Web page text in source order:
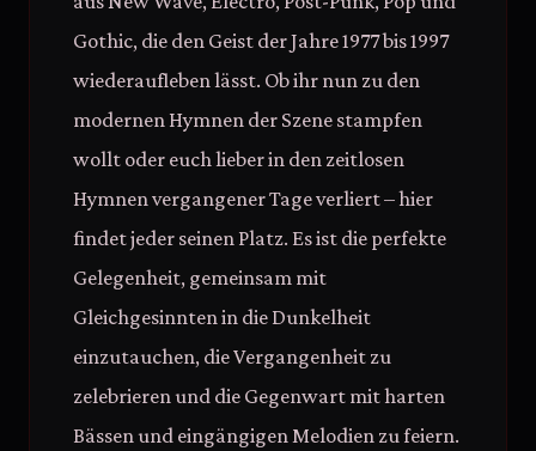
Gothic, die den Geist der Jahre 1977 bis 1997
wiederaufleben lässt. Ob ihr nun zu den
modernen Hymnen der Szene stampfen
wollt oder euch lieber in den zeitlosen
Hymnen vergangener Tage verliert – hier
findet jeder seinen Platz. Es ist die perfekte
Gelegenheit, gemeinsam mit
Gleichgesinnten in die Dunkelheit
einzutauchen, die Vergangenheit zu
zelebrieren und die Gegenwart mit harten
Bässen und eingängigen Melodien zu feiern.